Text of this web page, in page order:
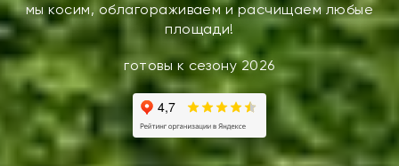
мы косим, облагораживаем и расчищаем любые
площади!
готовы к сезону 2026